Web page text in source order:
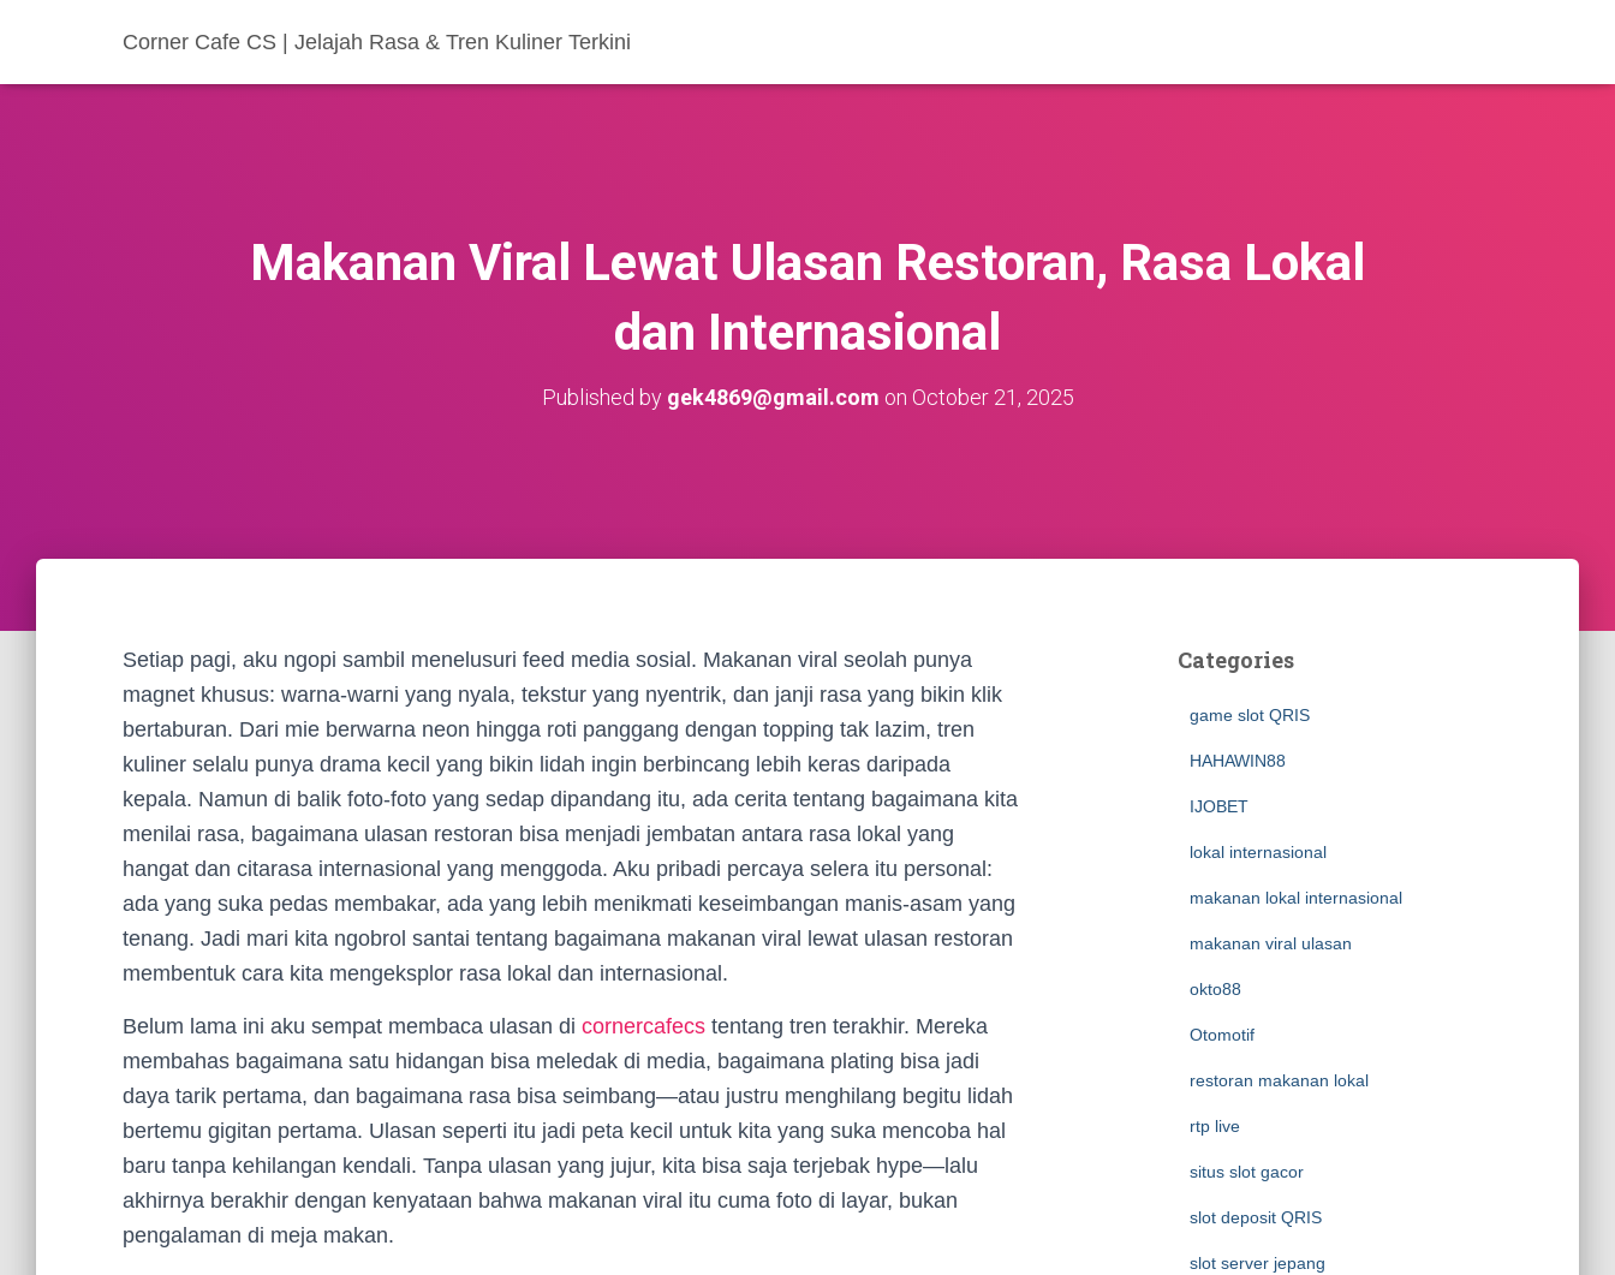
Corner Cafe CS | Jelajah Rasa & Tren Kuliner Terkini
Makanan Viral Lewat Ulasan Restoran, Rasa Lokal
dan Internasional
Published by gek4869@gmail.com on October 21, 2025
Setiap pagi, aku ngopi sambil menelusuri feed media sosial. Makanan viral seolah punya
magnet khusus: warna-warni yang nyala, tekstur yang nyentrik, dan janji rasa yang bikin klik
bertaburan. Dari mie berwarna neon hingga roti panggang dengan topping tak lazim, tren
kuliner selalu punya drama kecil yang bikin lidah ingin berbincang lebih keras daripada
kepala. Namun di balik foto-foto yang sedap dipandang itu, ada cerita tentang bagaimana kita
menilai rasa, bagaimana ulasan restoran bisa menjadi jembatan antara rasa lokal yang
hangat dan citarasa internasional yang menggoda. Aku pribadi percaya selera itu personal:
ada yang suka pedas membakar, ada yang lebih menikmati keseimbangan manis-asam yang
tenang. Jadi mari kita ngobrol santai tentang bagaimana makanan viral lewat ulasan restoran
membentuk cara kita mengeksplor rasa lokal dan internasional.
Belum lama ini aku sempat membaca ulasan di cornercafecs tentang tren terakhir. Mereka
membahas bagaimana satu hidangan bisa meledak di media, bagaimana plating bisa jadi
daya tarik pertama, dan bagaimana rasa bisa seimbang—atau justru menghilang begitu lidah
bertemu gigitan pertama. Ulasan seperti itu jadi peta kecil untuk kita yang suka mencoba hal
baru tanpa kehilangan kendali. Tanpa ulasan yang jujur, kita bisa saja terjebak hype—lalu
akhirnya berakhir dengan kenyataan bahwa makanan viral itu cuma foto di layar, bukan
pengalaman di meja makan.
Categories
game slot QRIS
HAHAWIN88
IJOBET
lokal internasional
makanan lokal internasional
makanan viral ulasan
okto88
Otomotif
restoran makanan lokal
rtp live
situs slot gacor
slot deposit QRIS
slot server jepang